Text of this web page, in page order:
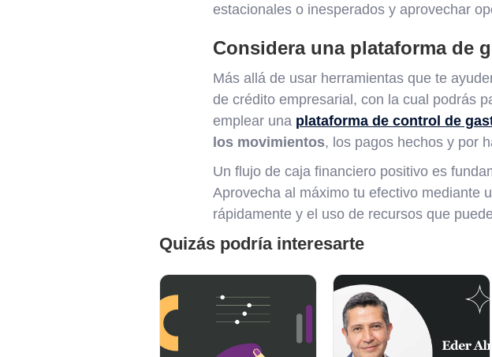
estacionales o inesperados y aprovechar
Considera una plataforma de
Más allá de usar herramientas que te
de crédito empresarial, con la cual podrás
emplear una plataforma de control de
los movimientos, los pagos hechos y por
Un flujo de caja financiero positivo es
Aprovecha al máximo tu efectivo mediante
rápidamente y el uso de recursos que
Quizás podría interesarte